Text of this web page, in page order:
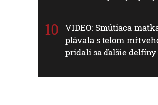
VIDEO: Smútiaca
plávala s telom
pridali sa ďalšie delfíny